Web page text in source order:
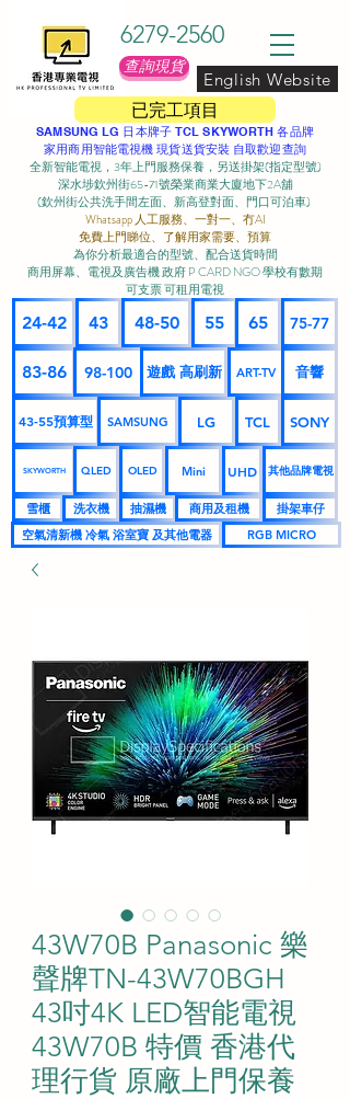
已完工項目
6279-2560
查詢現貨
English Website
SAMSUNG LG 日本牌子 TCL SKYWORTH 各品牌
家用商用智能電視機 現貨送貨安裝 自取歡迎查詢
全新智能電視，3年上門服務保養，另送掛架(指定型號)
深水埗欽州街65-71號榮業商業大廈地下2A舖
(欽州街公共洗手間左面、新高登對面、門口可泊車) ​
Whatsapp 人工服務、一對一、冇AI
免費上門睇位、了解用家需要、預算
為你分析最適合的型號、配合送貨時間
商用屏幕、電視及廣告機 政府 P CARD NGO 學校有數期
可支票 可租用電視
24-42 43 48-50 55 65 75-77
83-86 98-100 遊戲 高刷新 ART-TV 音響
43-55預算型 SAMSUNG LG TCL SONY
SKYWORTH QLED OLED Mini UHD 其他品牌電視
雪櫃 洗衣機 抽濕機 商用及租機
掛架車仔
空氣清新機 冷氣 浴室寶 及其他電器
RGB MICRO
43W70B Panasonic 樂
聲牌TN-43W70BGH
43吋4K LED智能電視
43W70B 特價 香港代
理行貨 原廠上門保養